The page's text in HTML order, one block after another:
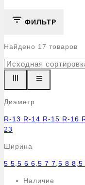
ФИЛЬТР
Найдено 17 товаров
Диаметр
R-13 R-14 R-15 R-16
23
Ширина
5 5,5 6 6,5 7 7,5 8 8,5
Наличие